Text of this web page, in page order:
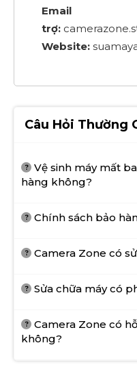
trợ:
Website:
Câu Hỏi Thường
Vệ sinh máy mất
hàng không?
Chính sách bảo
Camera Zone có
Sửa chữa máy có
Camera Zone có
không?